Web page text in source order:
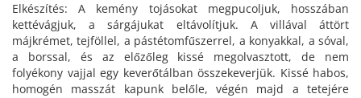
Elkészítés: A kemény tojásokat megpucoljuk, hosszában
kettévágjuk, a sárgájukat eltávolítjuk. A villával áttört
májkrémet, tejföllel, a pástétomfűszerrel, a konyakkal, a sóval,
a borssal, és az előzőleg kissé megolvasztott, de nem
folyékony vajjal egy keverőtálban összekeverjük. Kissé habos,
homogén masszát kapunk belőle, végén majd a tetejére